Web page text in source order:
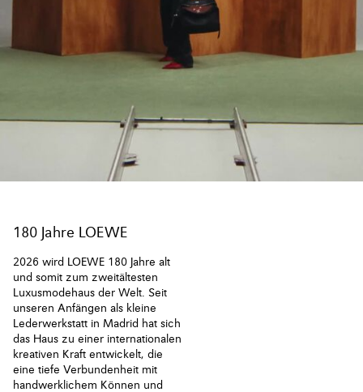
180 Jahre LOEWE
2026 wird LOEWE 180 Jahre alt
und somit zum zweitältesten
Luxusmodehaus der Welt. Seit
unseren Anfängen als kleine
Lederwerkstatt in Madrid hat sich
das Haus zu einer internationalen
kreativen Kraft entwickelt, die
eine tiefe Verbundenheit mit
handwerklichem Können und